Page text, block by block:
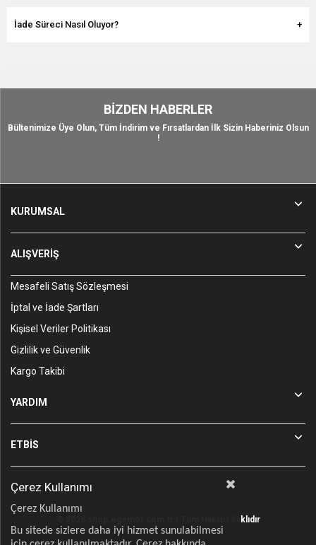
İade Süreci Nasıl Oluyor?
BIZDEN HABERLER
Bültenimize Üye Olun, Tüm İndirim ve Fırsatlardan İlk Sizin Haberiniz Olsun
!
KURUMSAL
ALIŞVERİŞ
Mesafeli Satış Sözleşmesi
İptal ve İade Şartları
Kişisel Veriler Politikası
Gizlilik ve Güvenlik
Kargo Takibi
YARDIM
ETBİS
© 2026 shop.egemot.com.tr / Tüm Hakları Saklıdır
Çerez Kullanımı
Çerez Kullanımı
Bu sitede sizlere daha iyi hizmet sunulabilmesi